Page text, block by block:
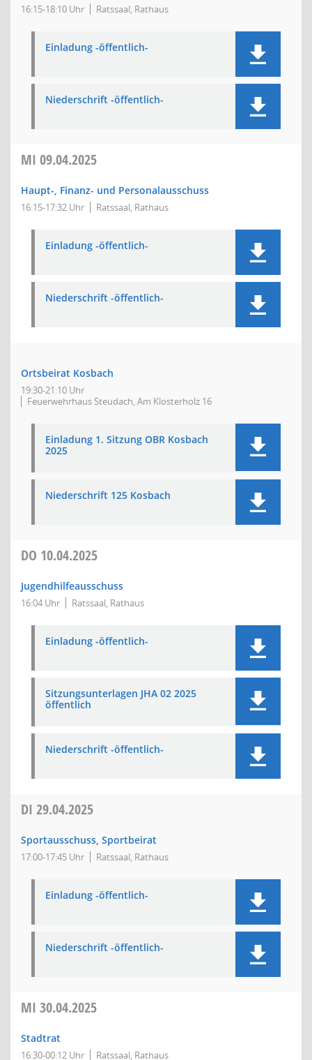
16:15-18:10 Uhr Ratssaal, Rathaus
Einladung -öffentlich-
Niederschrift -öffentlich-
MI 09.04.2025
Haupt-, Finanz- und Personalausschuss
16:15-17:32 Uhr Ratssaal, Rathaus
Einladung -öffentlich-
Niederschrift -öffentlich-
Ortsbeirat Kosbach
19:30-21:10 Uhr
Feuerwehrhaus Steudach, Am Klosterholz 16
Einladung 1. Sitzung OBR Kosbach
2025
Niederschrift 125 Kosbach
DO 10.04.2025
Jugendhilfeausschuss
16:04 Uhr Ratssaal, Rathaus
Einladung -öffentlich-
Sitzungsunterlagen JHA 02 2025
öffentlich
Niederschrift -öffentlich-
DI 29.04.2025
Sportausschuss, Sportbeirat
17:00-17:45 Uhr Ratssaal, Rathaus
Einladung -öffentlich-
Niederschrift -öffentlich-
MI 30.04.2025
Stadtrat
16:30-00:12 Uhr Ratssaal, Rathaus